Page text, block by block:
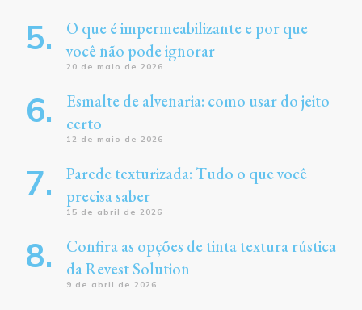
O que é impermeabilizante e por que
você não pode ignorar
20 de maio de 2026
Esmalte de alvenaria: como usar do jeito
certo
12 de maio de 2026
Parede texturizada: Tudo o que você
precisa saber
15 de abril de 2026
Confira as opções de tinta textura rústica
da Revest Solution
9 de abril de 2026